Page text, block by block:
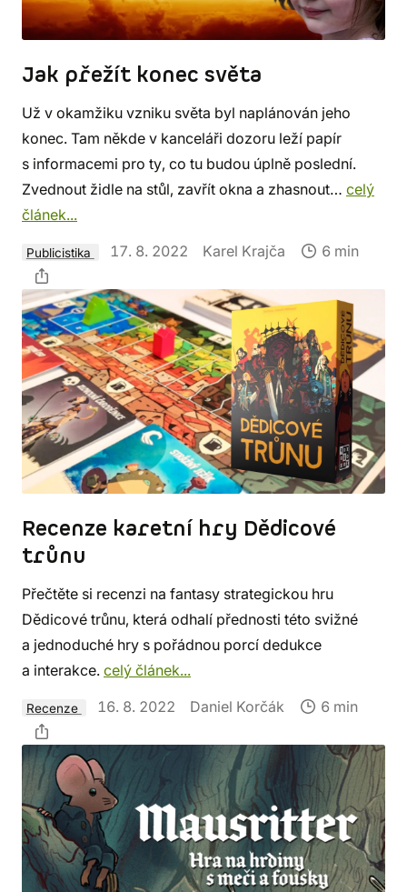
Jak přežít konec světa
Už v okamžiku vzniku světa byl naplánován jeho
konec. Tam někde v kanceláři dozoru leží papír
s informacemi pro ty, co tu budou úplně poslední.
Zvednout židle na stůl, zavřít okna a zhasnout… celý
článek...
Publicistika 17. 8. 2022 Karel Krajča 6 min
Recenze karetní hry Dědicové
trůnu
Přečtěte si recenzi na fantasy strategickou hru
Dědicové trůnu, která odhalí přednosti této svižné
a jednoduché hry s pořádnou porcí dedukce
a interakce. celý článek...
Recenze 16. 8. 2022 Daniel Korčák 6 min